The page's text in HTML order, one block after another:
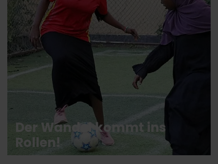
Der Wandel kommt ins
Rollen!